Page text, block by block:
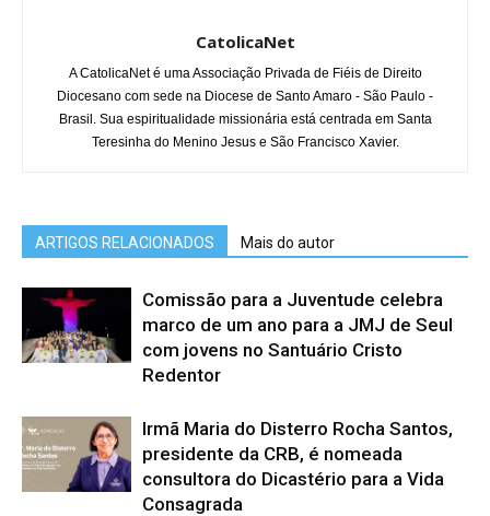
CatolicaNet
A CatolicaNet é uma Associação Privada de Fiéis de Direito
Diocesano com sede na Diocese de Santo Amaro - São Paulo -
Brasil. Sua espiritualidade missionária está centrada em Santa
Teresinha do Menino Jesus e São Francisco Xavier.
ARTIGOS RELACIONADOS Mais do autor
Comissão para a Juventude celebra
marco de um ano para a JMJ de Seul
com jovens no Santuário Cristo
Redentor
Irmã Maria do Disterro Rocha Santos,
presidente da CRB, é nomeada
consultora do Dicastério para a Vida
Consagrada